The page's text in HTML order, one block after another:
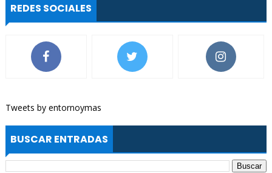
REDES SOCIALES
Tweets by entornoymas
BUSCAR ENTRADAS